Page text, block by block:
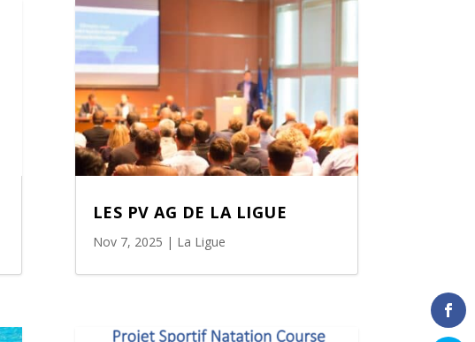
LES PV AG DE LA LIGUE
Nov 7, 2025 | La Ligue